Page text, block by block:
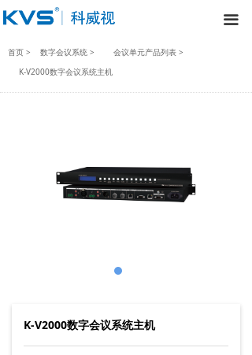
끀
首页 > 数字会议系统 >
会议单元产品列表 >
K-V2000数字会议系统主机
K-V2000数字会议系统主机